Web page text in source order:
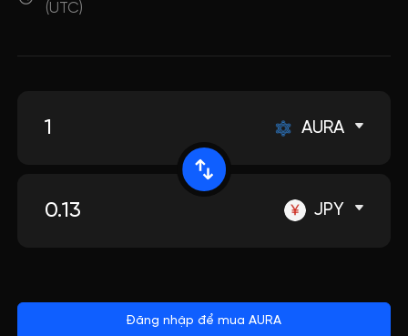
(UTC)
AURA
JPY
Đăng nhập để mua AURA